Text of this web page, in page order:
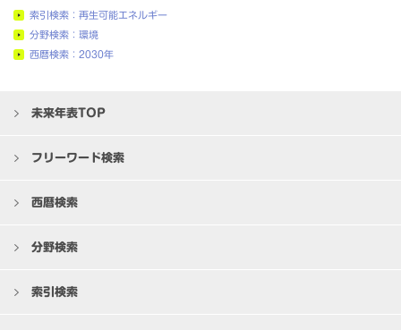
索引検索：再生可能エネルギー
分野検索：環境
西暦検索：2030年
未来年表TOP
フリーワード検索
西暦検索
分野検索
索引検索